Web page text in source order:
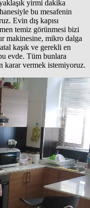
yirmi dakika
bu mesafenin
Evin dış kapısı
temiz görünmesi bizi
makinesine, mikro dalga
kaşık ve gerekli en
evde. Tüm bunlara
karar vermek istemiyoruz.